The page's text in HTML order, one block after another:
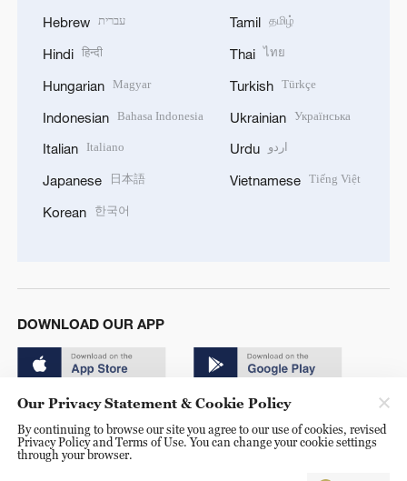
Hebrew עברית
Hindi हिन्दी
Hungarian Magyar
Indonesian Bahasa Indonesia
Italian Italiano
Japanese 日本語
Korean 한국어
Tamil தமிழ்
Thai ไทย
Turkish Türkçe
Ukrainian Українська
Urdu اردو
Vietnamese Tiếng Việt
DOWNLOAD OUR APP
© China Radio International.CRI. All Rights Reserved. 16A
Our Privacy Statement & Cookie Policy
By continuing to browse our site you agree to our use of cookies, revised
Privacy Policy and Terms of Use. You can change your cookie settings
through your browser.